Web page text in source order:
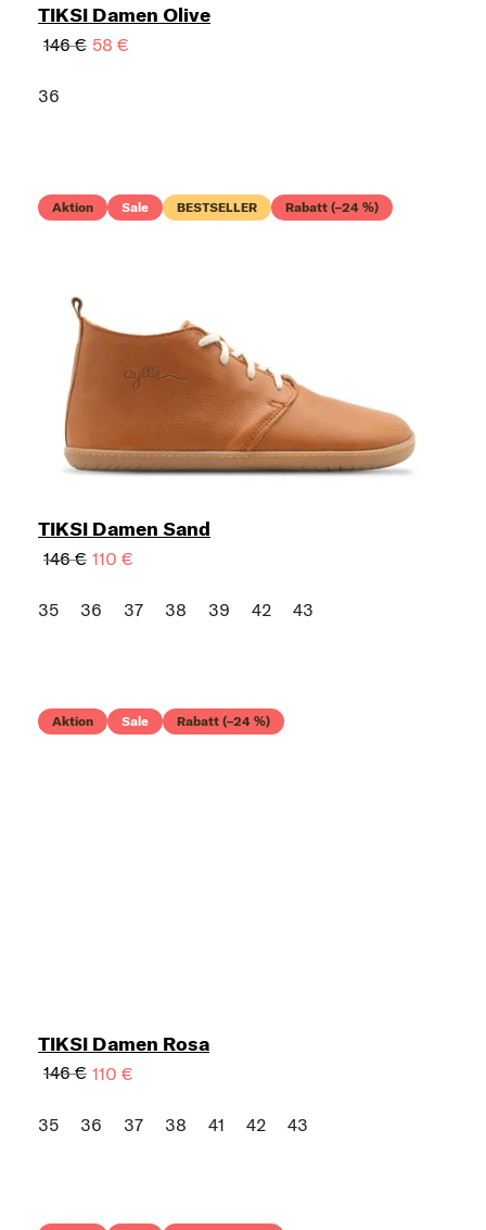
TIKSI Damen Olive
146 € 58 €
36
Aktion Sale BESTSELLER Rabatt (–24 %)
TIKSI Damen Sand
146 € 110 €
35 36 37 38 39 42 43
Aktion Sale Rabatt (–24 %)
TIKSI Damen Rosa
146 € 110 €
35 36 37 38 41 42 43